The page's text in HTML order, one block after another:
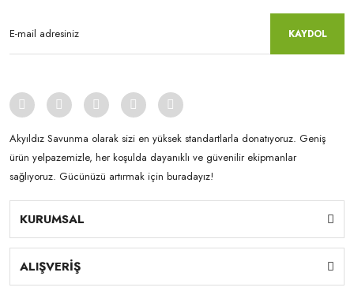
KAYDOL
Akyıldız Savunma olarak sizi en yüksek standartlarla donatıyoruz. Geniş
ürün yelpazemizle, her koşulda dayanıklı ve güvenilir ekipmanlar
sağlıyoruz. Gücünüzü artırmak için buradayız!
KURUMSAL
ALIŞVERİŞ